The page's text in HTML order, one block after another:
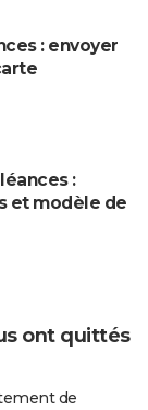
: envoyer
:
et modèle de
ont quittés
de